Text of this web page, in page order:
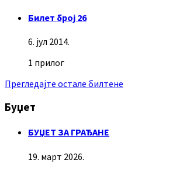
Билет број 26
6. јул 2014.
1 прилог
Прегледајте остале билтене
Буџет
БУЏЕТ ЗА ГРАЂАНЕ
19. март 2026.